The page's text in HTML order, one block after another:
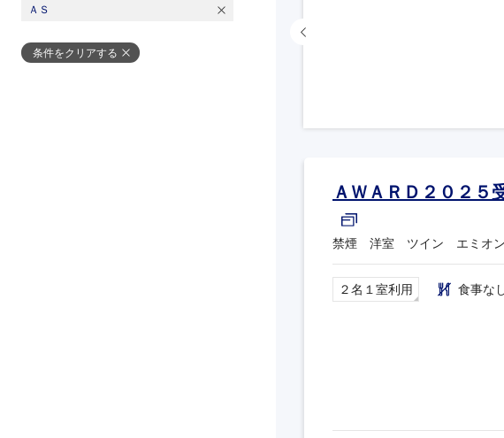
ＡＳ
条件をクリアする
ＡＷＡＲＤ２０２５
禁煙 洋室 ツイン エミオン
２名１室利用 食事な